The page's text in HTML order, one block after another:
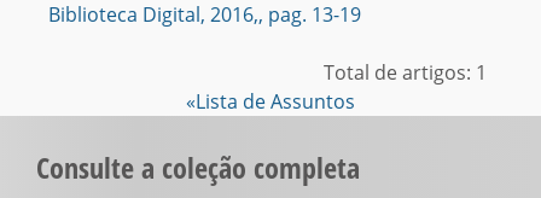
Biblioteca Digital, 2016,, pag. 13-19
Total de artigos: 1
«Lista de Assuntos
Consulte a coleção completa